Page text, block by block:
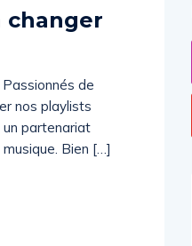
changer
de
nos playlists
un partenariat
Bien […]